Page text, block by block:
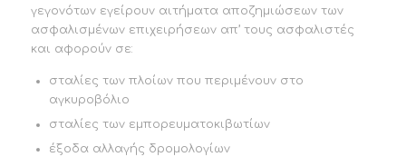
γεγονότων εγείρουν αιτήματα αποζημιώσεων των
ασφαλισμένων επιχειρήσεων απ’ τους ασφαλιστές
και αφορούν σε:
σταλίες των πλοίων που περιμένουν στο
αγκυροβόλιο
σταλίες των εμπορευματοκιβωτίων
έξοδα αλλαγής δρομολογίων